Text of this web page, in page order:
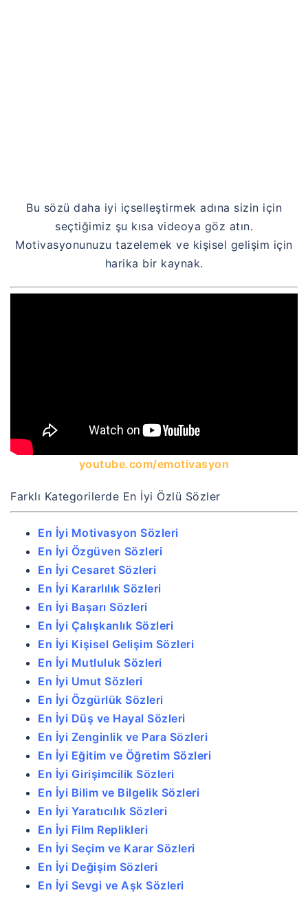
Bu sözü daha iyi içselleştirmek adına sizin için
seçtiğimiz şu kısa videoya göz atın.
Motivasyonunuzu tazelemek ve kişisel gelişim için
harika bir kaynak.
youtube.com/emotivasyon
Farklı Kategorilerde En İyi Özlü Sözler
En İyi Motivasyon Sözleri
En İyi Özgüven Sözleri
En İyi Cesaret Sözleri
En İyi Kararlılık Sözleri
En İyi Başarı Sözleri
En İyi Çalışkanlık Sözleri
En İyi Kişisel Gelişim Sözleri
En İyi Mutluluk Sözleri
En İyi Umut Sözleri
En İyi Özgürlük Sözleri
En İyi Düş ve Hayal Sözleri
En İyi Zenginlik ve Para Sözleri
En İyi Eğitim ve Öğretim Sözleri
En İyi Girişimcilik Sözleri
En İyi Bilim ve Bilgelik Sözleri
En İyi Yaratıcılık Sözleri
En İyi Film Replikleri
En İyi Seçim ve Karar Sözleri
En İyi Değişim Sözleri
En İyi Sevgi ve Aşk Sözleri